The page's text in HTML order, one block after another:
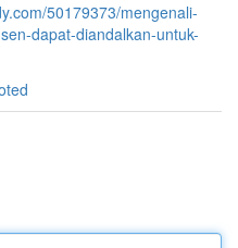
50179373/mengenali-
dapat-diandalkan-untuk-